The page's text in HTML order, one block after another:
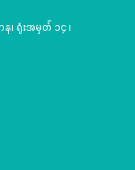
န၊ ရုံးအမှတ် ၁၄ ၊